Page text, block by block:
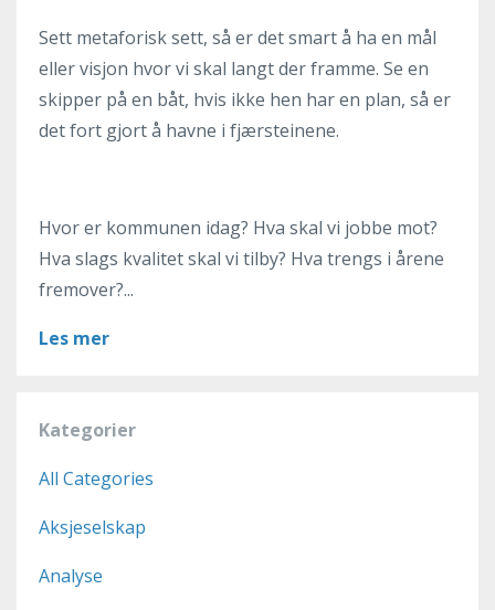
Sett metaforisk sett, så er det smart å ha en mål
eller visjon hvor vi skal langt der framme. Se en
skipper på en båt, hvis ikke hen har en plan, så er
det fort gjort å havne i fjærsteinene.
Hvor er kommunen idag? Hva skal vi jobbe mot?
Hva slags kvalitet skal vi tilby? Hva trengs i årene
fremover?...
Les mer
Kategorier
All Categories
Aksjeselskap
Analyse